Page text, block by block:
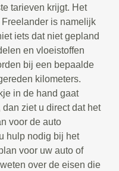
tarieven krijgt. Het
is namelijk
iets dat niet gepland
en vloeistoffen
bij een bepaalde
kilometers.
in de hand gaat
ziet u direct dat het
voor de auto
hulp nodig bij het
voor uw auto of
over de eisen die